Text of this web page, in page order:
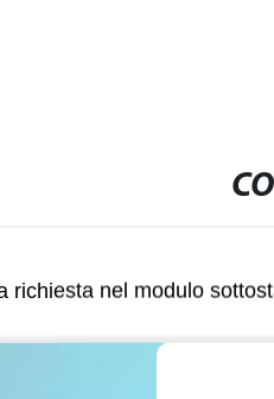
richiesta nel modulo